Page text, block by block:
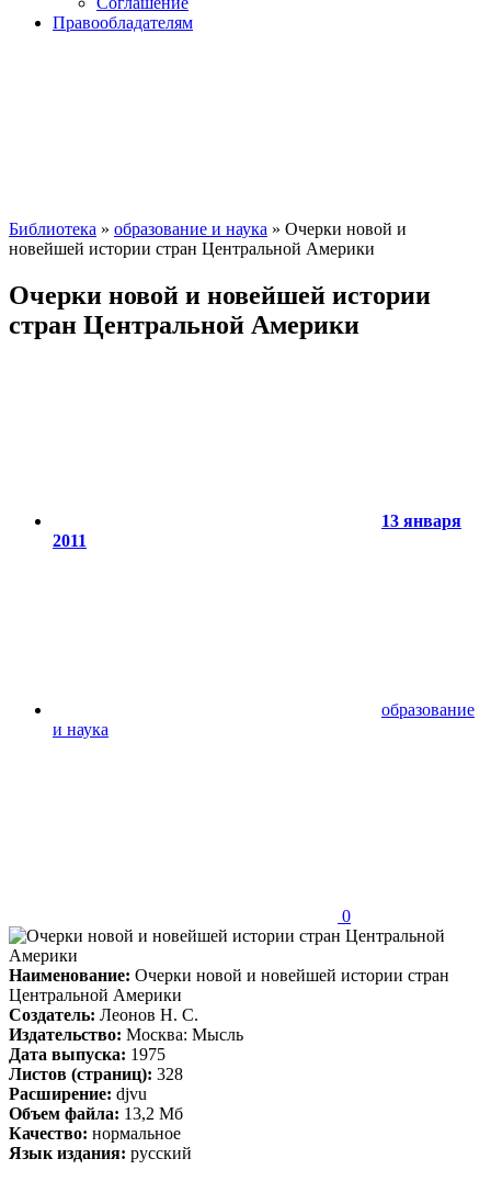
Правообладателям
Библиотека » образование и наука » Очерки новой и
новейшей истории стран Центральной Америки
Очерки новой и новейшей истории
стран Центральной Америки
13 января
2011
образование
и наука
0
Наименование: Очерки новой и новейшей истории стран
Центральной Америки
Создатель: Леонов Н. С.
Издательство: Москва: Мысль
Дата выпуска: 1975
Листов (страниц): 328
Расширение: djvu
Объем файла: 13,2 Мб
Качество: нормальное
Язык издания: русский